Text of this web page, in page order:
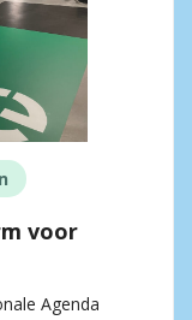
voor
Agenda